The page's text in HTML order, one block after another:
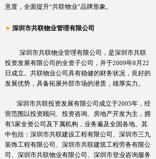
意度，全面提升“共联物业”品牌形象。
★ 深圳市共联物业管理有限公司
深圳市共联物业管理有限公司，是深圳市共联
投资发展有限公司的全资子公司，并于2009年8 月 22
日成立。共联物业公司具有稳健的财务状况，良好的
发展优势，具备拓展外部市场的潜质，雄厚实力。
深圳市共联投资发展有限公司成立于2005年，经
营范围以投资顾问、投资咨询、房地产开发为主，拥
有5家全资公司及下属机构，业务遍及全国各地。其
中包括：深圳市共联建设工程有限公司、深圳市三九
装饰工程有限公司、深圳市共联建筑工程劳务有限公
司、深圳市共联物业有限公司、深圳市登业咨询服务